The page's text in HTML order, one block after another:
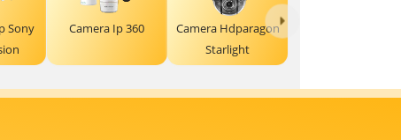
Sony
Camera Ip 360
Camera Hdparagon
Starlight